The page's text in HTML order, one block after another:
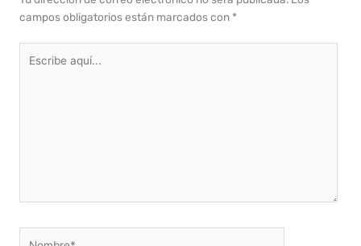
campos obligatorios están marcados con *
aquí...